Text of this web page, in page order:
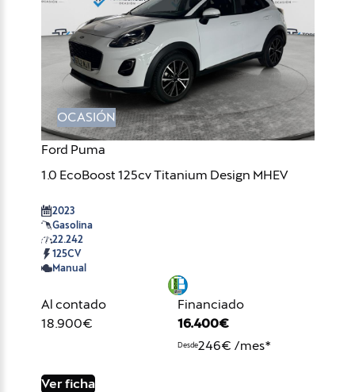
OCASIÓN
Ford Puma
1.0 EcoBoost 125cv Titanium Design MHEV
2023
Gasolina
22.242
125CV
Manual
Al contado
18.900€
Financiado
16.400€
Desde246€ /mes*
Ver ficha